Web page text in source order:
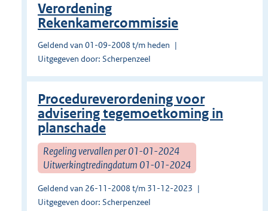
Verordening
Rekenkamercommissie
Geldend van 01-09-2008 t/m heden
Uitgegeven door: Scherpenzeel
Procedureverordening voor
advisering tegemoetkoming in
planschade
Regeling vervallen per 01-01-2024
Uitwerkingtredingdatum 01-01-2024
Geldend van 26-11-2008 t/m 31-12-2023
Uitgegeven door: Scherpenzeel